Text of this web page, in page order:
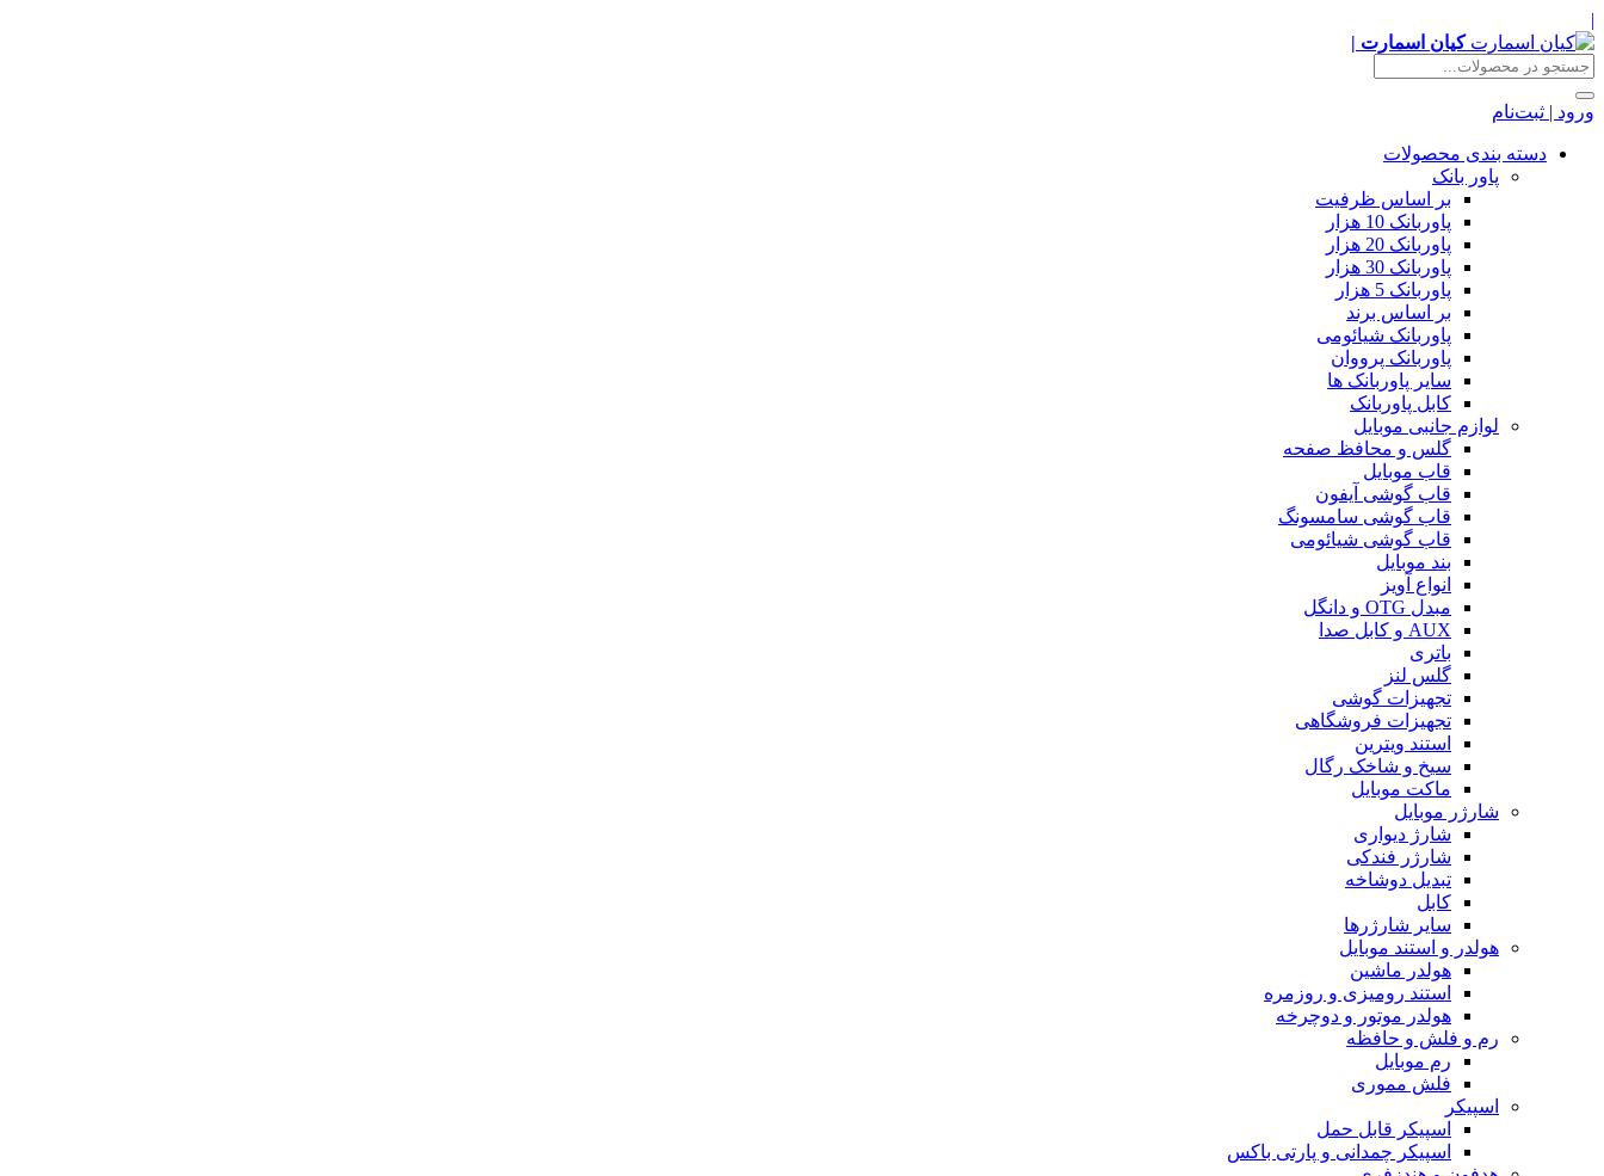
|
کیان اسمارت |
ورود | ثبت‌نام
دسته بندی محصولات
پاور بانک
بر اساس ظرفیت
پاوربانک 10 هزار
پاوربانک 20 هزار
پاوربانک 30 هزار
پاوربانک 5 هزار
بر اساس برند
پاوربانک شیائومی
پاوربانک پرووان
سایر پاوربانک ها
کابل پاوربانک
لوازم جانبی موبایل
گلس و محافظ صفحه
قاب موبایل
قاب گوشی آیفون
قاب گوشی سامسونگ
قاب گوشی شیائومی
بند موبایل
انواع آویز
مبدل OTG و دانگل
AUX و کابل صدا
باتری
گلس لنز
تجهیزات گوشی
تجهیزات فروشگاهی
استند ویترین
سیخ و شاخک رگال
ماکت موبایل
شارژر موبایل
شارژ دیواری
شارژر فندکی
تبدیل دوشاخه
کابل
سایر شارژرها
هولدر و استند موبایل
هولدر ماشین
استند رومیزی و روزمره
هولدر موتور و دوچرخه
رم و فلش و حافظه
رم موبایل
فلش مموری
اسپیکر
اسپیکر قابل حمل
اسپیکر چمدانی و پارتی باکس